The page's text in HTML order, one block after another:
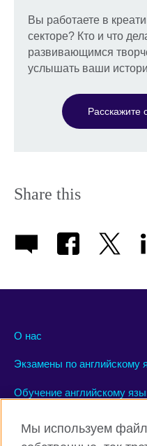
Вы работаете в
секторе? Кто и что
развивающимся
услышать ваши
Расскажите
Share this
О нас
Экзамены по английскому
Обучение английскому
Connect with us
Мы используем